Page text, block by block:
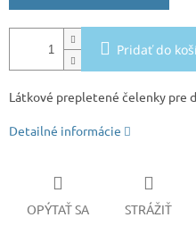
Pridať do
Látkové prepletené čelenky pre
Detailné informácie
OPÝTAŤ SA STRÁŽIŤ